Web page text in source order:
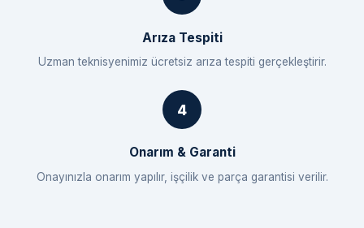
Arıza Tespiti
Uzman teknisyenimiz ücretsiz arıza tespiti gerçekleştirir.
Onarım & Garanti
Onayınızla onarım yapılır, işçilik ve parça garantisi verilir.